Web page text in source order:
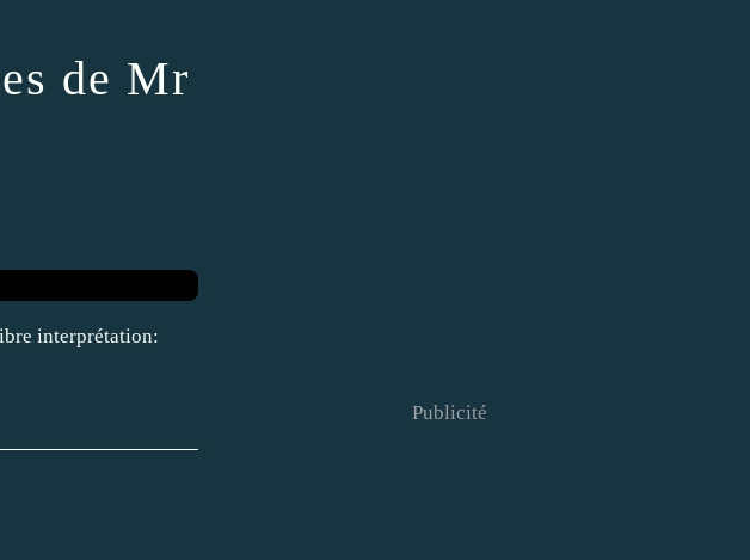
de Mr
interprétation:
Publicité